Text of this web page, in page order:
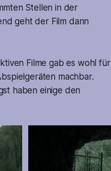
Stellen in der
geht der Film dann
Filme gab es wohl für
machbar.
haben einige den